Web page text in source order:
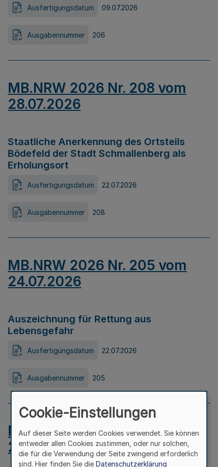
Ausfertigungsdatum 09.07.2026
Ausgabennummer 206
MB.NRW 2026 Nr. 208 vom
28.07.2026
Staatliche Anerkennung des Ortsteils
Bödefeld der Stadt Schmallenberg als
Erholungsort
Ausfertigungsdatum 22.07.2026
Ausgabennummer 208
MB.NRW 2026 Nr. 205 vom
24.07.2026
Auszeichnung für Rettung aus
Lebensgefahr
Ausfertigungsdatum 22.07.2026
Ausgabennummer 205
MB.NRW 2026 Nr. 204 vom
24.07.2026
Cookie-Einstellungen
Auf dieser Seite werden Cookies verwendet. Sie können
entweder allen Cookies zustimmen, oder nur solchen,
die für die Verwendung der Seite zwingend erforderlich
sind. Hier finden Sie die Datenschutzerklärung